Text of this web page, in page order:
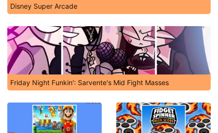
Disney Super Arcade
Friday Night Funkin': Sarvente's Mid Fight Masses